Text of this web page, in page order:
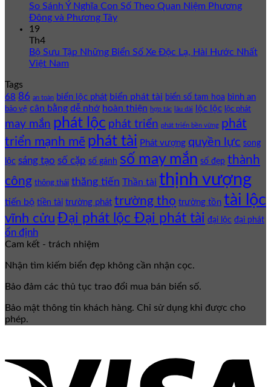
So Sánh Ý Nghĩa Con Số Theo Quan Niệm Phương
Đông và Phương Tây
19
Th4
Bộ Sưu Tập Những Biển Số Xe Độc Lạ, Hài Hước Nhất
Việt Nam
Tags
68 86 an toàn biển lộc phát biển phát tài biển số tam hoa bình an
bảo vệ cân bằng dễ nhớ hoàn thiện hợp tác lâu dài lộc lộc lộc phát
may mắn phát lộc phát triển phát triển bền vững phát
triển mạnh mẽ phát tài Phát vượng quyền lực song
lộc sáng tạo số cặp số gánh số may mắn số đẹp thành
công thông thái thăng tiến Thần tài thịnh vượng
tiến bộ tiền tài trường phát trường thọ trường tồn tài lộc
vĩnh cửu Đại phát lộc Đại phát tài đại lộc đại phát
ổn định
Cam kết - trách nhiệm
Nhận tìm kiếm biển đẹp không cần nhận cọc.
Bảo đảm các thủ tục trao đổi mua bán biển số.
Bảo mật thông tin khách hàng. Chỉ sử dụng khi được cho
phép.